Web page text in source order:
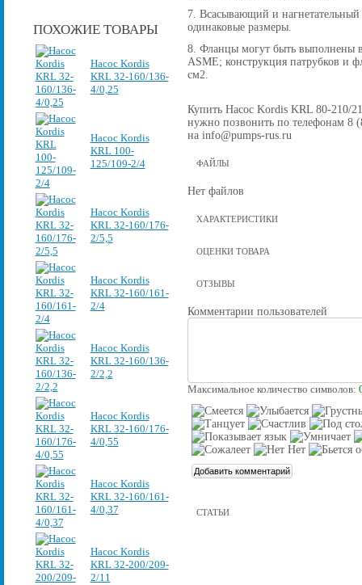
ПОХОЖИЕ ТОВАРЫ
Насос Kordis
KRL 32-160/136-
4/0,25
Насос Kordis
KRL 100-
125/109-2/4
Насос Kordis
KRL 32-160/176-
2/5,5
Насос Kordis
KRL 32-160/161-
2/4
Насос Kordis
KRL 32-160/136-
2/2,2
Насос Kordis
KRL 32-160/176-
4/0,55
Насос Kordis
KRL 32-160/161-
4/0,37
Насос Kordis
KRL 32-200/209-
2/11
7. Всасывающий и
одинаковые размеры.
8. Фланцы могут быть выполнены
ASME; конструкция патрубков и
см2.
Купить Насос Kordis KRL 80-210/
нужно позвонить по телефонам 8
на info@pumps-rus.ru
ФАЙЛЫ
Нет файлов
ХАРАКТЕРИСТИКИ
ОЦЕНКИ ТОВАРА
ОТЗЫВЫ
Комментарии пользователей
Максимальное количество символов:
СТАТЬИ